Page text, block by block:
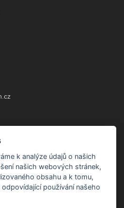
Brno-střed-Veveří
k analýze údajů o našich
našich webových stránek,
obsahu a k tomu,
používání našeho